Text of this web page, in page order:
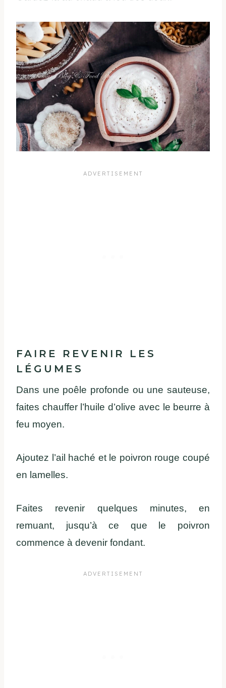
FAIRE REVENIR LES
LÉGUMES
Dans une poêle profonde ou une sauteuse,
faites chauffer l’huile d’olive avec le beurre à
feu moyen.
Ajoutez l’ail haché et le poivron rouge coupé
en lamelles.
Faites revenir quelques minutes, en
remuant, jusqu’à ce que le poivron
commence à devenir fondant.